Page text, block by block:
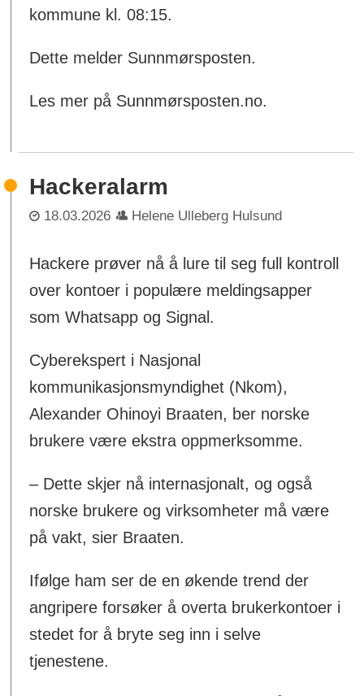
kommune kl. 08:15.
Dette melder Sunnmørsposten.
Les mer på Sunnmørsposten.no.
Hackeralarm
18.03.2026 Helene Ulleberg Hulsund
Hackere prøver nå å lure til seg full kontroll
over kontoer i populære meldingsapper
som Whatsapp og Signal.
Cyberekspert i Nasjonal
kommunikasjonsmyndighet (Nkom),
Alexander Ohinoyi Braaten, ber norske
brukere være ekstra oppmerksomme.
– Dette skjer nå internasjonalt, og også
norske brukere og virksomheter må være
på vakt, sier Braaten.
Ifølge ham ser de en økende trend der
angripere forsøker å overta brukerkontoer i
stedet for å bryte seg inn i selve
tjenestene.